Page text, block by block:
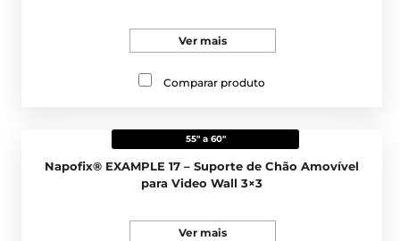
Ver mais
Comparar produto
55" a 60"
Napofix® EXAMPLE 17 – Suporte de Chão Amovível
para Video Wall 3×3
Ver mais